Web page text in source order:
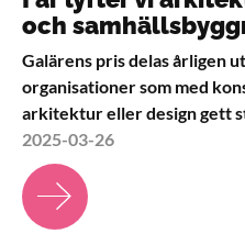
och
Galärens pris delas årligen
organisationer som med
arkitektur eller design gett
2025-03-26